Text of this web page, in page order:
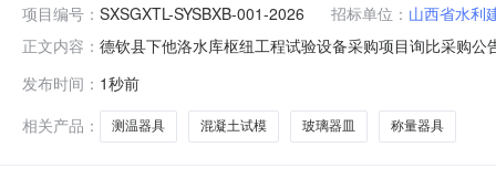
项目编号： SXSGXTL-SYSBXB-001-2026 招标单位： 山西省水利
正文内容： 德钦县下他洛水库枢纽工程试验设备采购项目询比采购
采购人：山西省水利建筑工程局集团有限公司1.3采购代
枝镇下他洛
发布时间： 1秒前
相关产品：
测温器具 混凝土试模 玻璃器皿 称量器具